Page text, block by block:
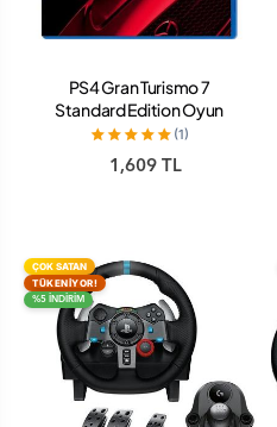
PS4 Gran Turismo 7
Standard Edition Oyun
(1)
1,609 TL
ÇOK SATAN
TÜKENİYOR!
%5 İNDİRİM